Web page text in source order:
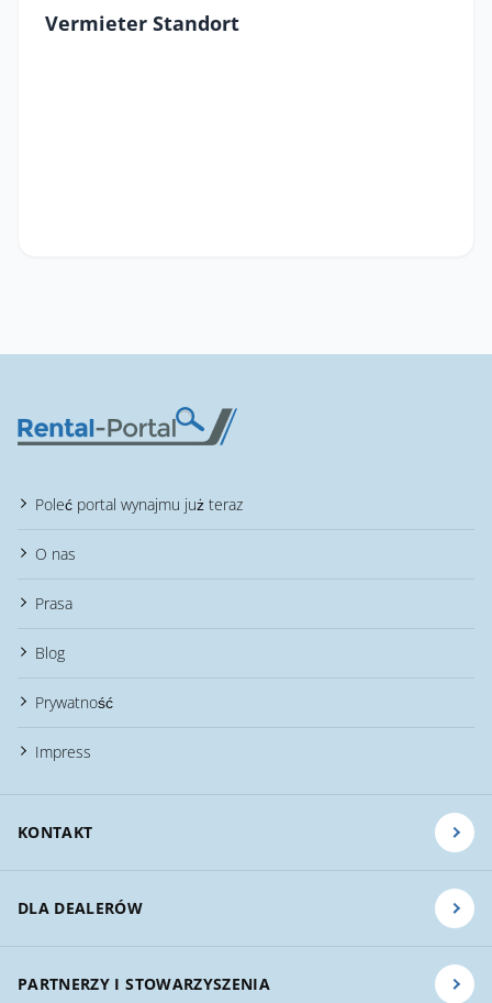
Vermieter Standort
Poleć portal wynajmu już teraz
O nas
Prasa
Blog
Prywatność
Impress
KONTAKT
DLA DEALERÓW
PARTNERZY I STOWARZYSZENIA